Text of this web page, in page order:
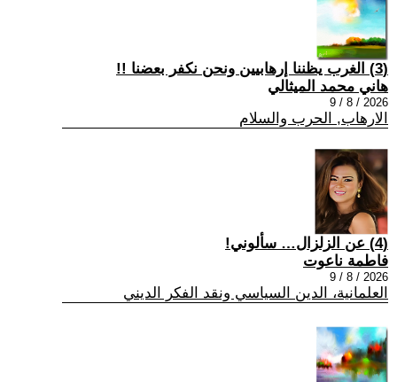
(3) الغرب يظننا إرهابيين ونحن نكفر بعضنا !!
هاني محمد الميثالي
2026 / 8 / 9
الارهاب, الحرب والسلام
(4) عن الزلزال… سألوني!
فاطمة ناعوت
2026 / 8 / 9
العلمانية، الدين السياسي ونقد الفكر الديني